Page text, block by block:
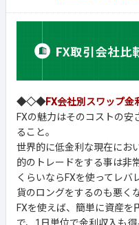
◆◇◆FX会社別スワップ金
FXの魅力はそのコストの安
ること。
世界的に低金利な現在にお
的のトレードをする事は非
くらいならFXを使ってレ
貨のロングをするのも悪く
FXを使えば、簡単に資産